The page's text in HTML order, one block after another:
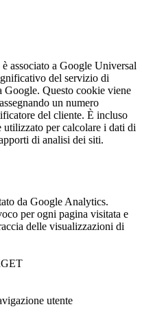
associato a Google Universal
del servizio di
Google. Questo cookie viene
un numero
del cliente. È incluso
per calcolare i dati di
di analisi dei siti.
da Google Analytics.
per ogni pagina visitata e
delle visualizzazioni di
utente